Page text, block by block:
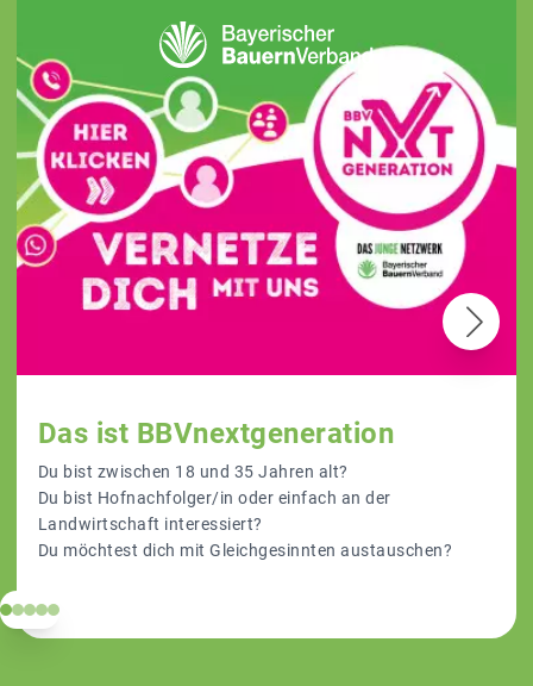
Das ist BBVnextgeneration
Du bist zwischen 18 und 35 Jahren alt?
Du bist Hofnachfolger/in oder einfach an der
Landwirtschaft interessiert?
Du möchtest dich mit Gleichgesinnten austauschen?